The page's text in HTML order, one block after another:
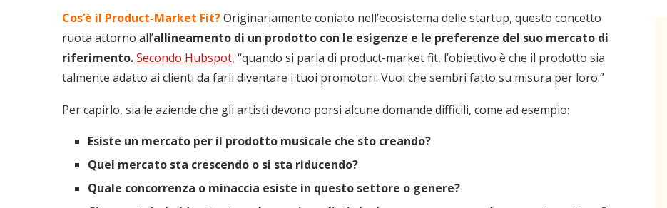
Cos’è il Product-Market Fit?Originariamente coniato nell’ecosistema delle startup, questo concetto
ruota attorno all’allineamento di un prodotto con le esigenze e le preferenze del suo mercato di
riferimento.Secondo Hubspot, “quando si parla di product-market fit, l’obiettivo è che il prodotto sia
talmente adatto ai clienti da farli diventare i tuoi promotori. Vuoi che sembri fatto su misura per loro.”
Per capirlo, sia le aziende che gli artisti devono porsi alcune domande difficili, come ad esempio:
Esiste un mercato per il prodotto musicale che sto creando?
Quel mercato sta crescendo o si sta riducendo?
Quale concorrenza o minaccia esiste in questo settore o genere?